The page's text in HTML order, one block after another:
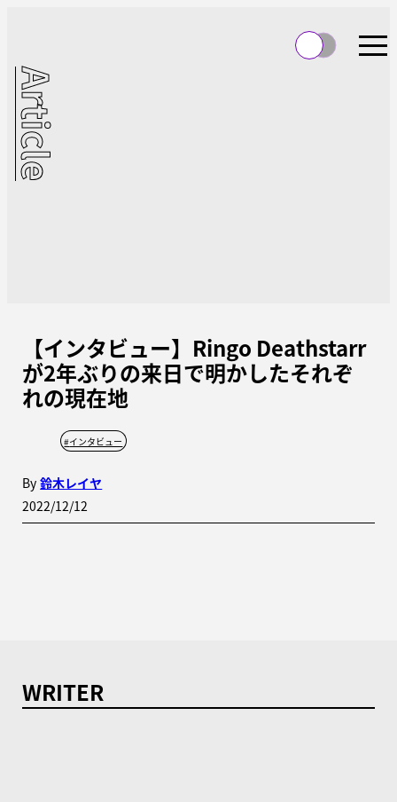
Article
【インタビュー】Ringo Deathstarr
が2年ぶりの来日で明かしたそれぞ
れの現在地
#インタビュー
By 鈴木レイヤ
2022/12/12
WRITER